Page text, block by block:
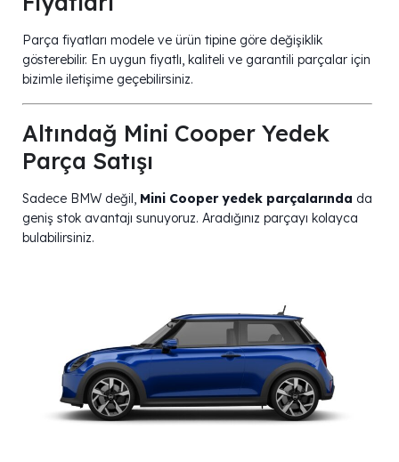
Parça fiyatları modele ve ürün tipine göre değişiklik
gösterebilir. En uygun fiyatlı, kaliteli ve garantili parçalar için
bizimle iletişime geçebilirsiniz.
Altındağ Mini Cooper Yedek
Parça Satışı
Sadece BMW değil, Mini Cooper yedek parçalarında da
geniş stok avantajı sunuyoruz. Aradığınız parçayı kolayca
bulabilirsiniz.